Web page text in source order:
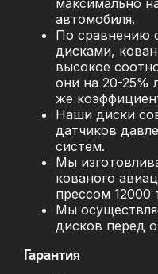
автомобиля.
По сравнению
дисками,
высокое
они на 20-25%
же
Наши диски
датчиков
систем.
Мы
кованого
прессом 12000
Мы
дисков перед
Гарантия